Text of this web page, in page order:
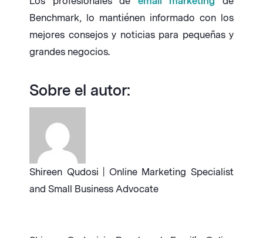
Benchmark, lo mantiénen informado con los
mejores consejos y noticias para pequeñas y
grandes negocios.
Sobre el autor:
Shireen Qudosi | Online Marketing Specialist
and Small Business Advocate